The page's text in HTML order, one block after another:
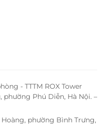
- TTTM ROX Tower
phường Phú Diễn, Hà Nội. –
Hoàng, phường Bình Trưng,